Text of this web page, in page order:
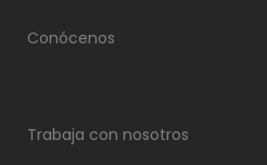
Conócenos
Trabaja con nosotros